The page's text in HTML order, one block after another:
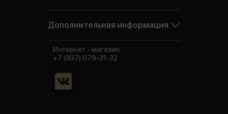
Дополнительная информация
Интернет - магазин:
+7 (937) 079-31-32